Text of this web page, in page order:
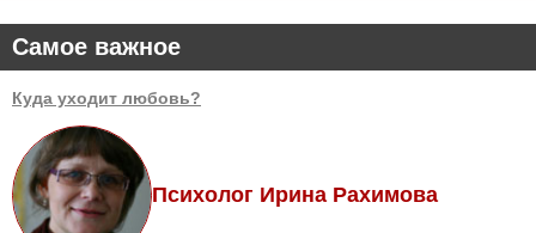
Самое важное
Куда уходит любовь?
Психолог Ирина Рахимова